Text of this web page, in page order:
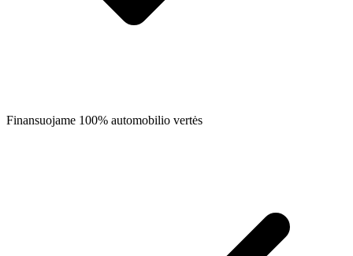
Finansuojame 100% automobilio vertės